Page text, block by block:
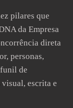
pilares que
da Empresa
direta
personas,
de
escrita e